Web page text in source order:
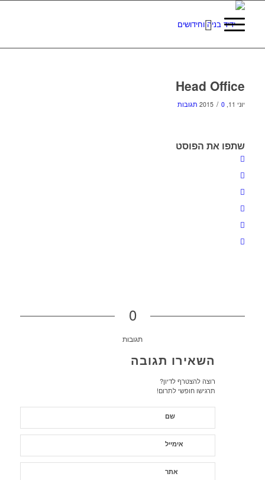
Head Office
יוני 11, 2015 / 0 תגובות
שתפו את הפוסט
0
תגובות
השאירו תגובה
רוצה להצטרף לדיון?
תרגישו חופשי לתרום!
שם
אימייל
אתר